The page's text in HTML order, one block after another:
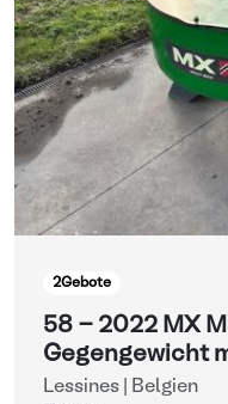
2Gebote
58 - 2022 MX
Gegengewicht
Lessines | Belgien